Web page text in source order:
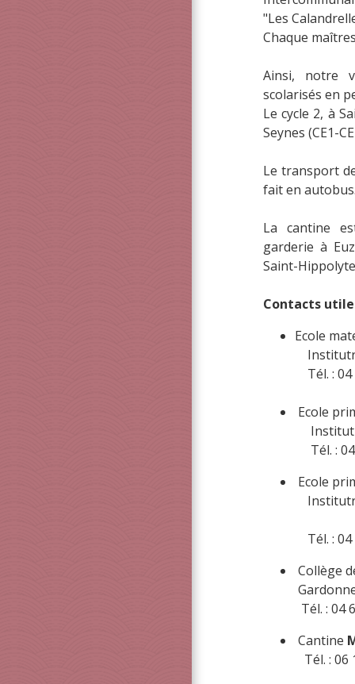
"Les
Chaque
Ainsi, notre
scolarisés en
Le cycle 2, à
Seynes (CE1-
Le transport
fait en autobus.
La cantine
garderie à
Saint-
Contacts
Ecole
Tél. : 04
Ecole
Tél. : 04
Ecole
Mme
Tél. : 04
Collège
Tél. : 04
Cantine
Tél. : 06